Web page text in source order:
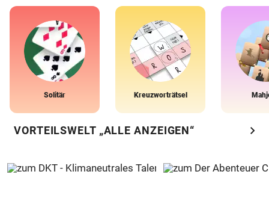
Solitär Kreuzworträtsel
VORTEILSWELT „ALLE ANZEIGEN“ chevron_right